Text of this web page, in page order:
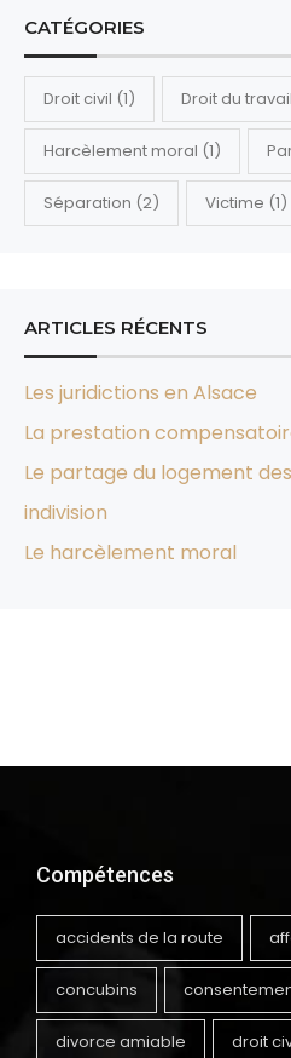
n
a
a
CATÉGORIES
Droit civil (1) Droit du travail
Harcèlement moral (1)
Séparation (2) Victime (1)
ARTICLES RÉCENTS
Les juridictions en Alsace
La prestation
Le partage du logement
indivision
Le harcèlement moral
Compétences
accidents de la route
concubins
divorce amiable droit